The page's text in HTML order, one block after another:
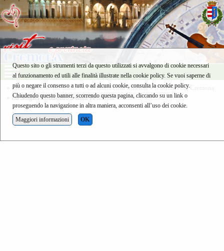
» Cremona nelle tue mani... »Cremona città itinerari »il fiume Po a Cremona
» Da Stagno Lombardo a Isola Pescaroli
Questo sito o gli strumenti terzi da questo utilizzati si avvalgono di cookie necessari
al funzionamento ed utili alle finalità illustrate nella cookie policy. Se vuoi saperne di
più o negare il consenso a tutti o ad alcuni cookie, consulta la cookie policy.
Chiudendo questo banner, scorrendo questa pagina, cliccando su un link o
proseguendo la navigazione in altra maniera, acconsenti all’uso dei cookie.
Maggiori informazioni
OK